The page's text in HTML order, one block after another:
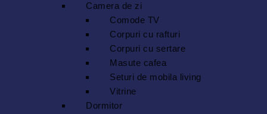
Camera de zi
Comode TV
Corpuri cu rafturi
Corpuri cu sertare
Masute cafea
Seturi de mobila living
Vitrine
Dormitor